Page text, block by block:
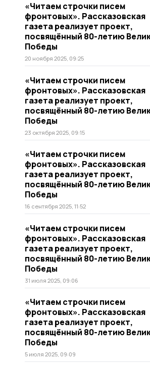
«Читаем строчки писем
фронтовых». Рассказовская
газета реализует проект,
посвящённый 80-летию
Победы
20 ноября 2025, 09:25
«Читаем строчки писем
фронтовых». Рассказовская
газета реализует проект,
посвящённый 80-летию
Победы
23 октября 2025, 09:15
«Читаем строчки писем
фронтовых». Рассказовская
газета реализует проект,
посвящённый 80-летию
Победы
16 сентября 2025, 11:52
«Читаем строчки писем
фронтовых». Рассказовская
газета реализует проект,
посвящённый 80-летию
Победы
31 июля 2025, 09:06
«Читаем строчки писем
фронтовых». Рассказовская
газета реализует проект,
посвящённый 80-летию
Победы
5 июля 2025, 09:09